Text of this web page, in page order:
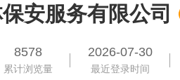
安服务有限公司
8578
累计浏览量
2026-07-30
最近登录时间